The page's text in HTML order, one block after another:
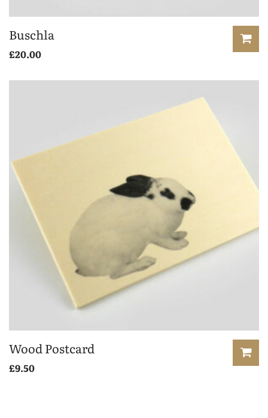
Buschla
£20.00
Wood Postcard
£9.50